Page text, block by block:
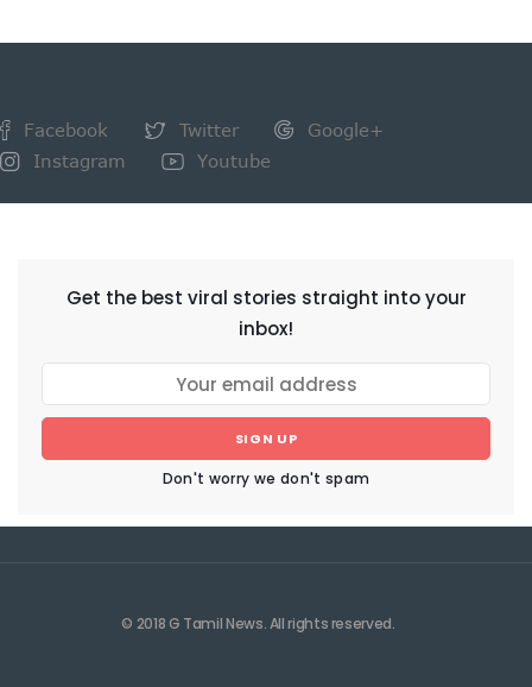
Facebook Twitter
Google+
Instagram
Youtube
Get the best viral stories straight into your
inbox!
SIGN UP
Don't worry we don't spam
© 2018 G Tamil News. All rights reserved.